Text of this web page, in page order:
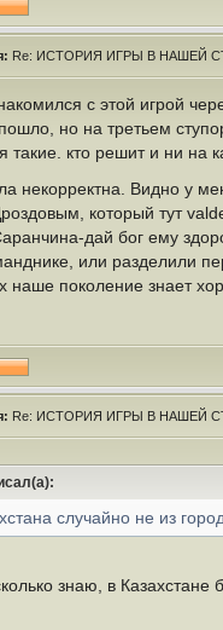
Re: ИСТОРИЯ ИГРЫ В НАШЕЙ
с этой игрой
но на третьем
такие. кто решит и ни на
некорректна. Видно у
который тут
дай бог ему
или разделили
наше поколение знает
Re: ИСТОРИЯ ИГРЫ В НАШЕЙ
случайно не из
знаю, в